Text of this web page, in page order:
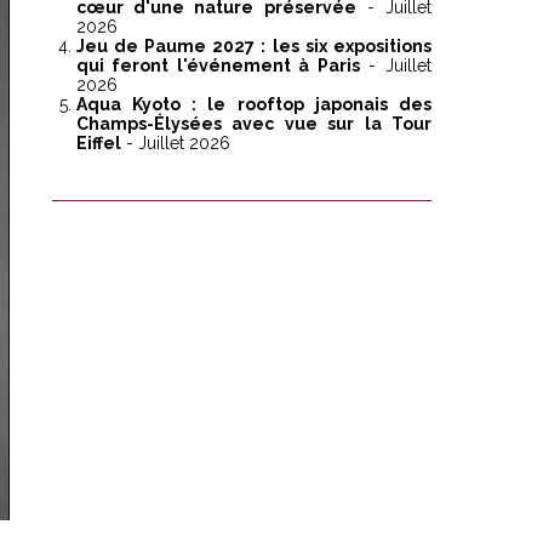
cœur d'une nature préservée - Juillet
2026
Jeu de Paume 2027 : les six expositions
qui feront l'événement à Paris- Juillet
2026
Aqua Kyoto : le rooftop japonais des
Champs-Élysées avec vue sur la Tour
Eiffel- Juillet 2026